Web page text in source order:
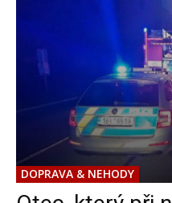
DOPRAVA & NEHODY